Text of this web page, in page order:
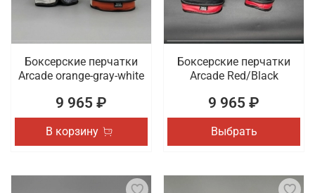
Боксерские перчатки
Arcade orange-gray-white
9 965 ₽
В корзину
Боксерские перчатки
Arcade Red/Black
9 965 ₽
Выбрать